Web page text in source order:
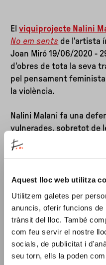
Aquest lloc web utilitza
Utilitzem galetes per
anuncis, oferir funcions
trànsit del lloc. També
com feu servir el nostre
socials, de publicitat i
seu torn, ells la poden
Elviquiprojecte Nalini
No em sents de l'artista
Joan Miró 19/06/2020 -
d'obres de tota la seva
pel pensament
la violència.
Nalini Malani fa una
vulnerades, sobretot de
incansablement al llarg
artística. Les seves
mites grecs i hindús que
iconografia personal.
estat influenciades per
lectures de filòsofes,
escriptores i artistes.
constant en la seva
Joan Miró inclou cites